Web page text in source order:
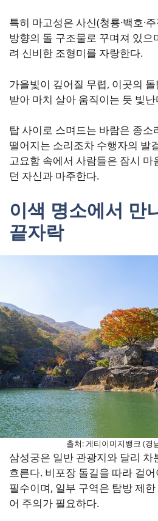
특히 마고성은 사신(청룡·백호·
방향의 돌 구조물로 꾸며져 있으
려 신비한 조형미를 자랑한다.
가을빛이 깊어질 무렵, 이곳의
받아 마치 살아 움직이는 듯 빛난
탑 사이로 스며드는 바람은 종소
떨어지는 소리조차 수행자의 발
고요함 속에서 사람들은 잠시 마
던 자신과 마주한다.
이색 명소에서 만
끝자락
출처: 게티이미지뱅크 (경
삼성궁은 일반 관광지와 달리
흐른다. 비포장 돌길을 따라 걸
필수이며, 일부 구역은 탐방 제
어 주의가 필요하다.